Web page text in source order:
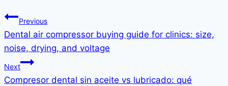
Previous
Dental air compressor buying guide for clinics: size,
noise, drying, and voltage
Next
Compresor dental sin aceite vs lubricado: qué